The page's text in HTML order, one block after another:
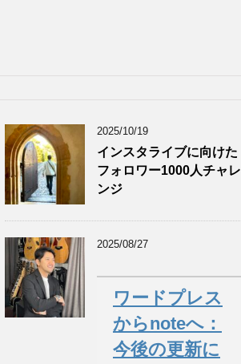
2025/10/19
インスタライブに向けた
フォロワー1000人チャレ
ンジ
2025/08/27
ワードプレス
からnoteへ：
今後の更新に